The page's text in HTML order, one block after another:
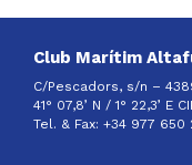
Club Marítim
C/Pescadors, s/n –
41° 07,8’ N / 1° 22,3’ E
Tel. & Fax: +34 977 650